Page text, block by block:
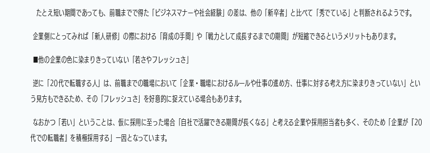
たとえ短い期間であっても、前職までで得た「ビジネスマナーや社会経験」の差は、他の「新卒者」と比べて「秀でている」と判断されるようです。
企業側にとってみれば「新人研修」の際における「育成の手間」や「戦力として成長するまでの期間」が短縮できるというメリットもあります。
■他の企業の色に染まりきっていない「若さやフレッシュさ」
逆に「20代で転職する人」は、前職までの職場において「企業・職場におけるルールや仕事の進め方、仕事に対する考え方に染まりきっていない」とい
う見方もできるため、その「フレッシュさ」を好意的に捉えている場合もあります。
なおかつ「若い」ということは、仮に採用に至った場合「自社で活躍できる期間が長くなる」と考える企業や採用担当者も多く、そのため「企業が『20
代での転職者』を積極採用する」一因となっています。